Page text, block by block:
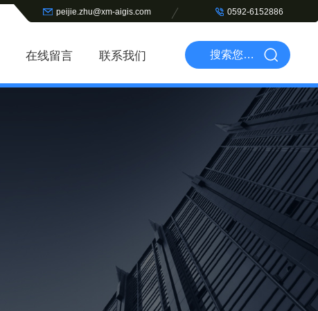
peijie.zhu@xm-aigis.com 0592-6152886
在线留言 联系我们